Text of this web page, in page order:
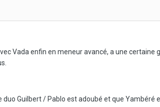
Vada enfin en meneur avancé, a une certaine
duo Guilbert / Pablo est adoubé et que Yambéré